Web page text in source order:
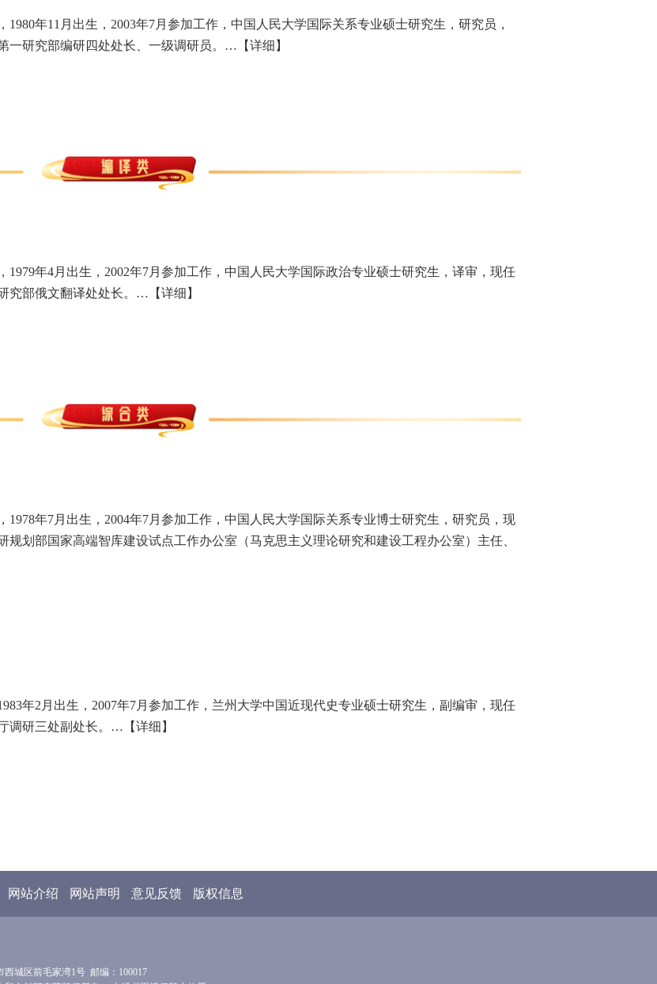
1980年11月出生，2003年7月参加工作，中国人民大学国际关系专业硕士研究生，研究员，
一研究部编研四处处长、一级调研员。… 【详细】
1979年4月出生，2002年7月参加工作，中国人民大学国际政治专业硕士研究生，译审，现任
究部俄文翻译处处长。… 【详细】
1978年7月出生，2004年7月参加工作，中国人民大学国际关系专业博士研究生，研究员，现
规划部国家高端智库建设试点工作办公室（马克思主义理论研究和建设工程办公室）主任、
年2月出生，2007年7月参加工作，兰州大学中国近现代史专业硕士研究生，副编审，现任
调研三处副处长。… 【详细】
网站介绍 网站声明 意见反馈 版权信息
西城区前毛家湾1号 邮编：100017